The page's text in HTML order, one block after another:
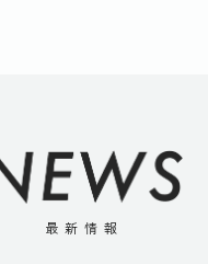
最新情報